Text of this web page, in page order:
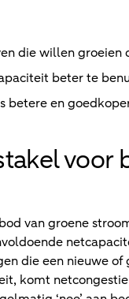
die willen groeien
beter te
betere en
voor
van groene
die een nieuwe
komt